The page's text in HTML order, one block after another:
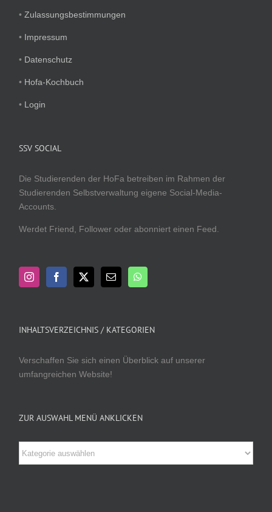
•Zulassungsbestimmungen
• Impressum
• Datenschutz
• Hofa-Kochbuch
• Login
SSV SOCIAL
Die Studierenden der HoFa betreiben im Rahmen der
Studierenden Selbstverwaltung eigene Social-Media-
Accounts.
Werdet Friend, Follower oder abonniert einen Feed.
INHALTSVERZEICHNIS / KATEGORIEN
Verschaffen Sie sich einen Überblick auf unserer
umfangreichen Website!
ZUR AUSWAHL MENÜ ANKLICKEN
Zur
Auswahl